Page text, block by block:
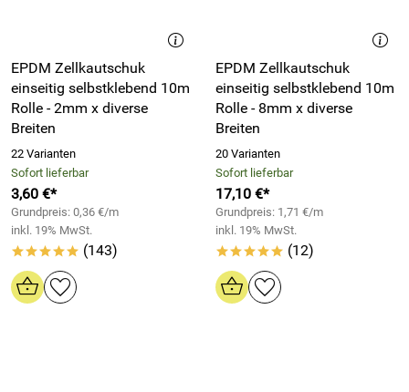
EPDM Zellkautschuk
einseitig selbstklebend 10m
Rolle - 2mm x diverse
Breiten
22 Varianten
Sofort lieferbar
3,60 €*
Grundpreis: 0,36 €/m
inkl. 19% MwSt.
***** (143)
EPDM Zellkautschuk
einseitig selbstklebend 10m
Rolle - 8mm x diverse
Breiten
20 Varianten
Sofort lieferbar
17,10 €*
Grundpreis: 1,71 €/m
inkl. 19% MwSt.
***** (12)